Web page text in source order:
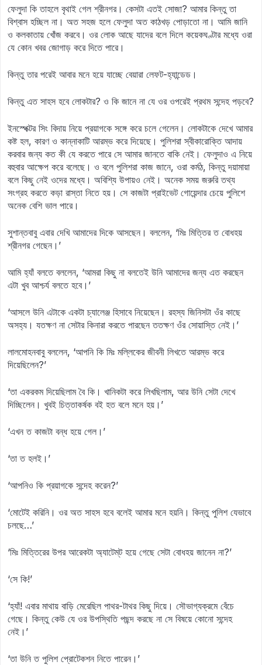
ফেলুদা কি তাহলে বৃথাই গেল শ্রীনগর। কেসটা এতই সোজা? আমার কিন্তু তা
বিশ্বাস হচ্ছিল না। অত সহজ হলে ফেলুদা অত কাঠখড় পোড়াতো না। আমি জানি
ও কলকাতায় খোঁজ করবে। ওর লোক আছে যাদের বলে দিলে কয়েকঘণ্টার মধ্যে ওরা
যে কোন খবর জোগাড় করে দিতে পারে।
কিন্তু তার পরেই আবার মনে হয়ে যাচ্ছে বেয়ারা লেফট-হ্যান্ডেড।
কিন্তু এত সাহস হবে লোকটার? ও কি জানে না যে ওর ওপরেই প্রথম সন্দেহ পড়বে?
ইনস্পেক্টর সিং বিদায় নিয়ে প্রয়াগকে সঙ্গে করে চলে গেলেন। লোকটাকে দেখে আমার
কষ্ট হল, কারণ ও কান্নাকাটি আরম্ভ করে দিয়েছে। পুলিশরা স্বীকারোক্তি আদায়
করবার জন্য কত কী যে করতে পারে সে আমার জানতে বাকি নেই। ফেলুদাও এ নিয়ে
বহুবার আক্ষেপ করে বলেছে। ও বলে পুলিশরা কাজ জানে, ওরা কর্মঠ, কিন্তু দয়ামায়া
বলে কিছু নেই ওদের মধ্যে। অবিশ্যি উপায়ও নেই। অনেক সময় জরুরি তথ্য
সংগ্রহ করতে কড়া রাস্তা নিতে হয়। সে কাজটা প্রাইভেট গোয়েন্দার চেয়ে পুলিশে
অনেক বেশি ভাল পারে।
সুশান্তবাবু এবার দেখি আমাদের দিকে আসছেন। বললেন, ‘মিঃ মিত্তির ত বোধহয়
শ্রীনগর গেছেন।’
আমি হ্যাঁ বলতে বললেন, ‘আমরা কিছু না বলতেই উনি আমাদের জন্য এত করছেন
এটা খুব আশ্চর্য বলতে হবে।’
‘আসলে উনি এটাকে একটা চ্যালেঞ্জ হিসাবে নিয়েছেন। রহস্য জিনিসটা ওঁর কাছে
অসহ্য। যতক্ষণ না সেটার কিনারা করতে পারছেন ততক্ষণ ওঁর সোয়াস্তি নেই।’
লালমোহনবাবু বললেন, ‘আপনি কি মিঃ মল্লিকের জীবনী লিখতে আরম্ভ করে
দিয়েছিলেন?’
‘তা একরকম দিয়েছিলাম বৈ কি। খানিকটা করে লিখছিলাম, আর উনি সেটা দেখে
দিচ্ছিলেন। খুবই চিত্তাকর্ষক বই হত বলে মনে হয়।’
‘এখন ত কাজটা বন্ধ হয়ে গেল।’
‘তা ত হলই।’
‘আপনিও কি প্রয়াগকে সন্দেহ করেন?’
‘মোটেই করিনি। ওর অত সাহস হবে বলেই আমার মনে হয়নি। কিন্তু পুলিশ যেভাবে
চলছে…’
‘মিঃ মিত্তিরের উপর আরেকটা অ্যাটেম্‌ট হয়ে গেছে সেটা বোধহয় জানেন না?’
‘সে কি!’
‘হ্যাঁ! এবার মাথায় বাড়ি মেরেছিল পাথর-টাথর কিছু দিয়ে। সৌভাগ্যক্রমে বেঁচে
গেছে। কিন্তু কেউ যে ওর উপস্থিতি পছন্দ করছে না সে বিষয়ে কোনো সন্দেহ
নেই।’
‘তা উনি ত পুলিশ প্রোটেকশন নিতে পারেন।’